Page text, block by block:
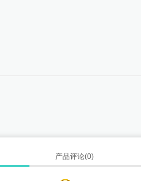
产品评论(0)